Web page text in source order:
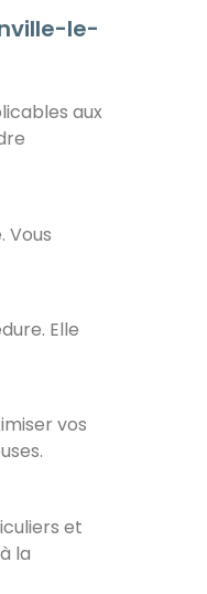
le-
aux
Vous
Elle
vos
et
la